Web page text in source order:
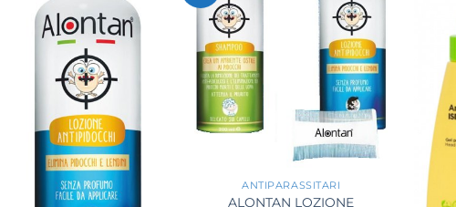
ANTIPARASSITARI
ALONTAN LOZIONE